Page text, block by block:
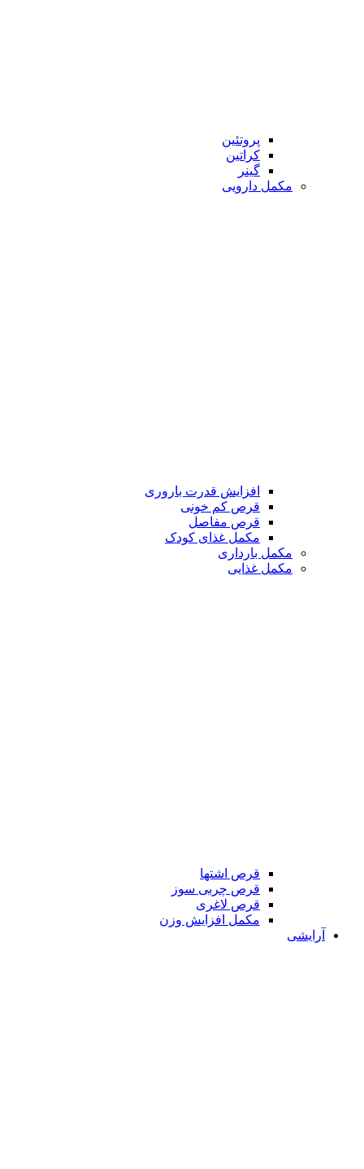
پروتئین
کراتین
گینر
مکمل دارویی
افزایش قدرت باروری
قرص کم خونی
قرص مفاصل
مکمل غذای کودک
مکمل بارداری
مکمل غذایی
قرص اشتها
قرص چربی سوز
قرص لاغری
مکمل افزایش وزن
آرایشی